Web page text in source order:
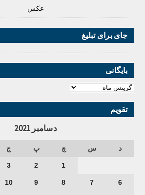
عکس
جای برای تبلیغ
بایگانی
تقویم
دسامبر 2021
د س چ پ ج
1
2
3
6
7
8
9
10